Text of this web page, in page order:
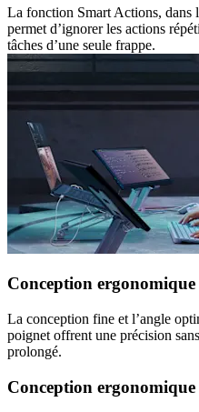
La fonction Smart Actions,
permet d’ignorer les actions
tâches d’une seule frappe.
Conception ergonomique
La conception fine et l’angle
poignet offrent une précision
prolongé.
Conception ergonomique